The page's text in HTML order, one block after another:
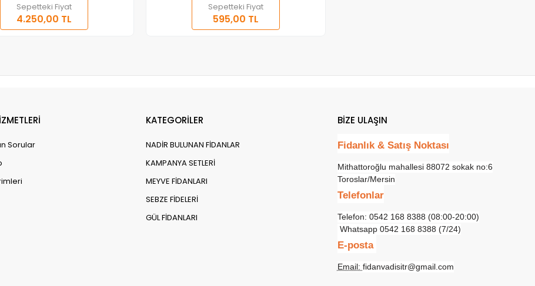
Sepetteki Fiyat
4.250,00 TL
Adet
Sepete Ekle Sepetteki Fiyat
595,00 TL
Adet
Sepete Ekle
Sorular
KATEGORİLER
NADİR BULUNAN FİDANLAR
KAMPANYA SETLERİ
MEYVE FİDANLARI
SEBZE FİDELERİ
GÜL FİDANLARI
BİZE ULAŞIN
Fidanlık & Satış Noktası
Mithattoroğlu mahallesi 88072 sokak no:6
Toroslar/Mersin
Telefonlar
Telefon: 0542 168 8388 (08:00-20:00)
Whatsapp 0542 168 8388 (7/24)
E-posta
Email: fidanvadisitr@gmail.com